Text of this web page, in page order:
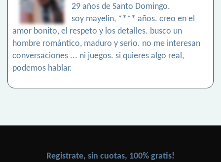
29 años de Santo Domingo.
soy mayelin, **** años. creo en el
amor bonito, el respeto y los detalles. busco un
hombre romántico, maduro y serio. no me interesan
conversaciones ... ni juegos. si quieres algo real,
podemos hablar.
Registrate, sin cuotas, 100% gratis!